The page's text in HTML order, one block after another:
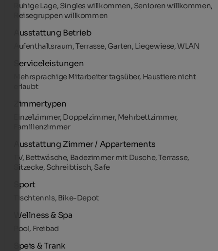
Ruhige Lage, Singles willkommen, Senioren willkommen,
Reisegruppen willkommen
Ausstattung Betrieb
Aufenthaltsraum, Terrasse, Garten, Liegewiese, WLAN
Serviceleistungen
Mehrsprachige Mitarbeiter tagsüber, Haustiere nicht
erlaubt
Zimmertypen
Einzelzimmer, Doppelzimmer, Mehrbettzimmer,
Familienzimmer
Ausstattung Zimmer / Appartements
TV, Bettwäsche, Badezimmer mit Dusche, Terrasse,
Sitzecke, Schreibtisch, Safe
Sport
Tischtennis, Bike-Depot
Wellness & Spa
Pool, Freibad
Speis & Trank